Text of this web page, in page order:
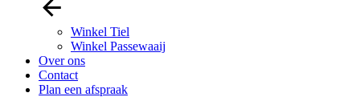
Winkel Tiel
Winkel Passewaaij
Over ons
Contact
Plan een afspraak